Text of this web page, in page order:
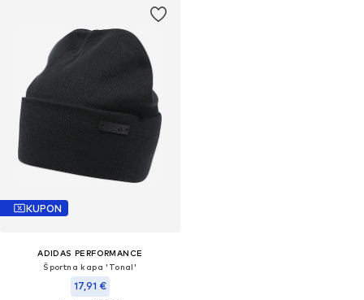
KUPON
ADIDAS PERFORMANCE
Športna kapa 'Tonal'
17,91 €